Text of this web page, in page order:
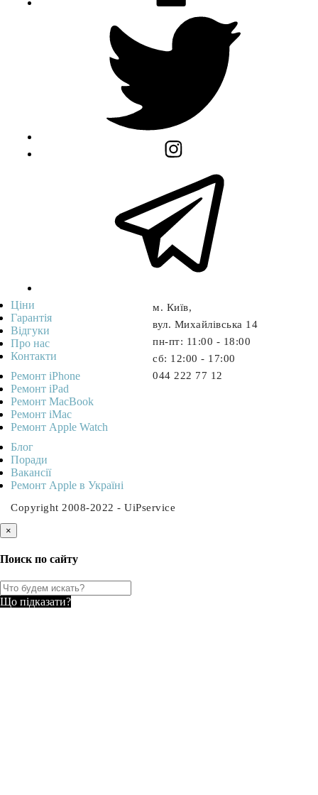
м. Київ,
вул. Михайлівська 14
пн-пт: 11:00 - 18:00
cб: 12:00 - 17:00
044 222 77 12
Ціни
Гарантія
Відгуки
Про нас
Контакти
Ремонт iPhone
Ремонт iPad
Ремонт MacBook
Ремонт iMac
Ремонт Apple Watch
Блог
Поради
Вакансії
Ремонт Apple в Україні
Copyright 2008-2022 - UiPservice
×
Поиск по сайту
Що підказати?